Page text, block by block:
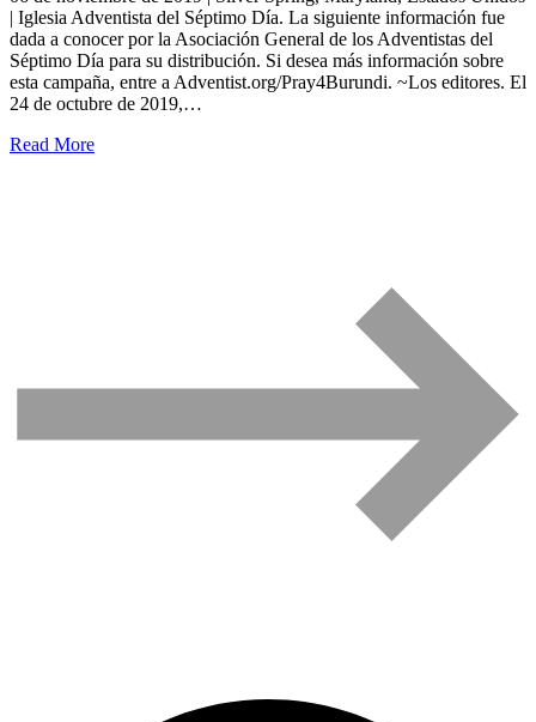
| Iglesia Adventista del Séptimo Día. La siguiente información fue
dada a conocer por la Asociación General de los Adventistas del
Séptimo Día para su distribución. Si desea más información sobre
esta campaña, entre a Adventist.org/Pray4Burundi. ~Los editores. El
24 de octubre de 2019,…
Read More